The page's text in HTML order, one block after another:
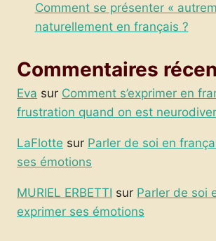
Comment se présenter «
naturellement en français ?
Commentaires
Eva sur Comment s’exprimer en
frustration quand on est
LaFlotte sur Parler de soi en
ses émotions
MURIEL ERBETTI sur Parler de soi
exprimer ses émotions